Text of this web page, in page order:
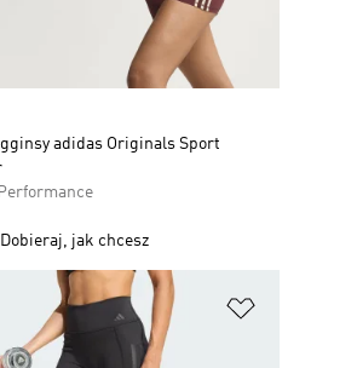
adidas Originals Sport
Dobieraj, jak chcesz
życzeń